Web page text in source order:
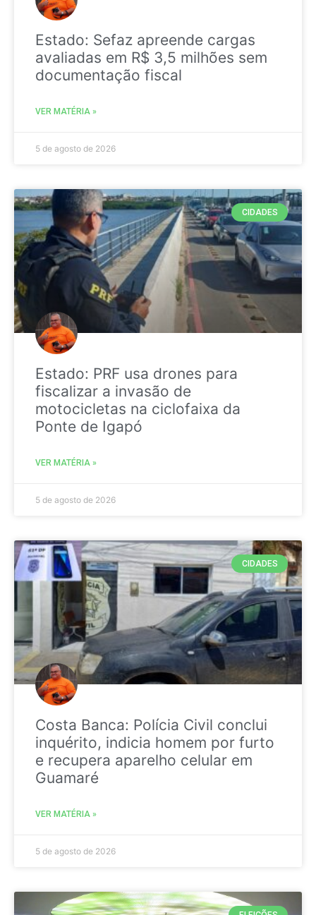
Estado: Sefaz apreende cargas
avaliadas em R$ 3,5 milhões sem
documentação fiscal
VER MATÉRIA »
5 de agosto de 2026
CIDADES
Estado: PRF usa drones para
fiscalizar a invasão de
motocicletas na ciclofaixa da
Ponte de Igapó
VER MATÉRIA »
5 de agosto de 2026
CIDADES
Costa Banca: Polícia Civil conclui
inquérito, indicia homem por furto
e recupera aparelho celular em
Guamaré
VER MATÉRIA »
5 de agosto de 2026